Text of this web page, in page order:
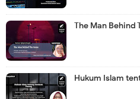
The Man Behind
Hukum Islam